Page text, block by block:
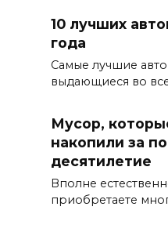
10 лучших
года
Самые лучшие
выдающиеся во
Мусор,
накопили за
десятилетие
Вполне
приобретаете